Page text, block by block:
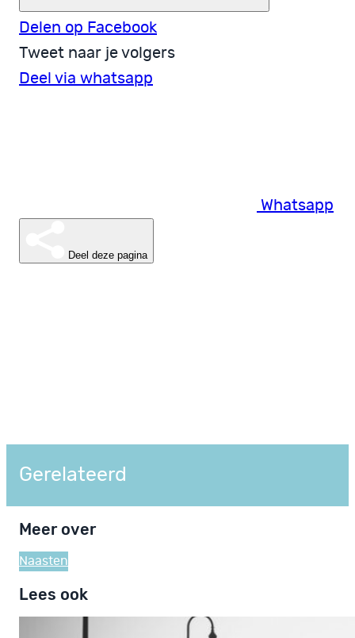
Delen op Facebook
Tweet naar je volgers
Deel via whatsapp
Whatsapp
Deel deze pagina
Gerelateerd
Meer over
Naasten
Lees ook